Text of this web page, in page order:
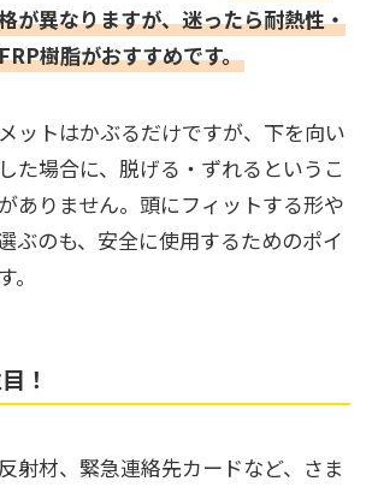
が異なりますが、迷ったら耐熱性・
樹脂がおすすめです。
ットはかぶるだけですが、下を向い
た場合に、脱げる・ずれるというこ
ありません。頭にフィットする形や
ぶのも、安全に使用するためのポイ
！
射材、緊急連絡先カードなど、さま